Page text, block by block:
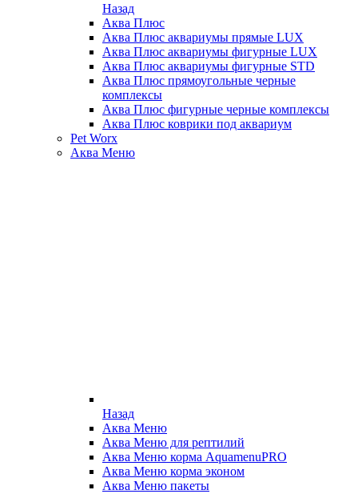
Назад
Аква Плюс
Аква Плюс аквариумы прямые LUX
Аква Плюс аквариумы фигурные LUX
Аква Плюс аквариумы фигурные STD
Аква Плюс прямоугольные черные
комплексы
Аква Плюс фигурные черные комплексы
Аква Плюс коврики под аквариум
Pet Worx
Аква Меню
Назад
Аква Меню
Аква Меню для рептилий
Аква Меню корма AquamenuPRO
Аква Меню корма эконом
Аква Меню пакеты